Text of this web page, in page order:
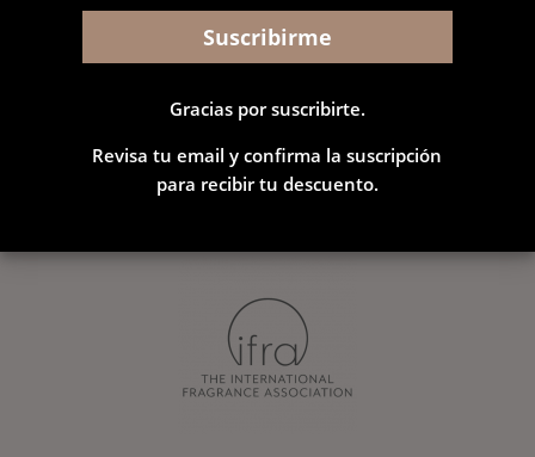
ContactoSobre NosotrosFAQPrivacidad y Cookies
DevolucionesBlogSuscribirse
Wax Melts - Muestras
Gracias por suscribirte.
Revisa tu email y confirma la suscripción
para recibir tu descuento.